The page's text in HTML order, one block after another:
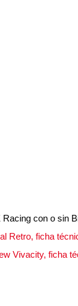
con o sin
Retro, ficha
Vivacity, ficha